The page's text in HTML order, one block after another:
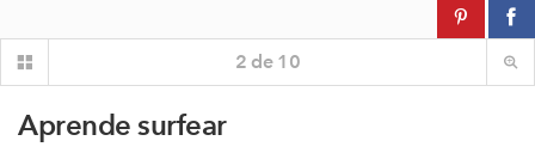
2 de 10
Aprende surfear